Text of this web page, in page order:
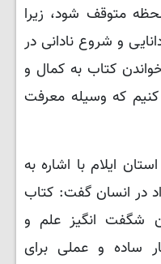
متوقف شود، زیرا
و شروع نادانی در
کتاب به کمال و
که وسیله معرفت
ایلام با اشاره به
در انسان گفت: کتاب
شگفت انگیز علم و
ساده و عملی برای